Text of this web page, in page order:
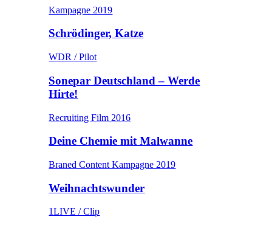
Kampagne 2019
Schrödinger, Katze
WDR / Pilot
Sonepar Deutschland – Werde
Hirte!
Recruiting Film 2016
Deine Chemie mit Malwanne
Braned Content Kampagne 2019
Weihnachtswunder
1LIVE / Clip